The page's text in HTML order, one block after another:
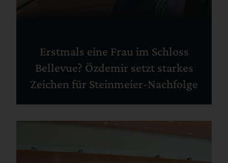
Erstmals eine Frau im Schloss
Bellevue? Özdemir setzt starkes
Zeichen für Steinmeier-Nachfolge